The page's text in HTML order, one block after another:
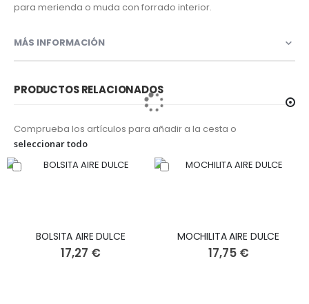
para merienda o muda con forrado interior.
MÁS INFORMACIÓN
PRODUCTOS RELACIONADOS
Comprueba los artículos para añadir a la cesta o
seleccionar todo
BOLSITA AIRE DULCE
17,27 €
MOCHILITA AIRE DULCE
17,75 €